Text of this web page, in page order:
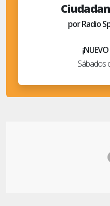
por Radio
Sábados